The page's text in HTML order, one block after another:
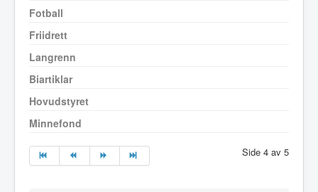
Fotball
Friidrett
Langrenn
Biartiklar
Hovudstyret
Minnefond
Side 4 av 5